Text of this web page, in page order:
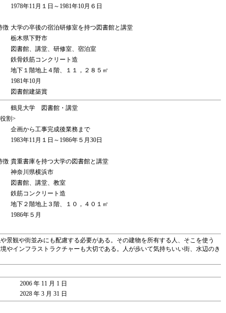
1978年11月１日～1981年10月６日
徴 大学の卒後の宿泊研修室を持つ図書館と講堂
栃木県下野市
図書館、講堂、研修室、宿泊室
鉄骨鉄筋コンクリート造
地下１階地上４階、１１，２８５㎡
1981年10月
図書館建築賞
鶴見大学 図書館・講堂
割>
企画から工事完成後業務まで
1983年11月１日～1986年５月30日
徴 貴重書庫を持つ大学の図書館と講堂
神奈川県横浜市
図書館、講堂、教室
鉄筋コンクリート造
地下２階地上３階、１０，４０１㎡
1986年５月
観や街並みにも配慮する必要がある。その建物を所有する人、そこを使う
やインフラストラクチャーも大切である。人が歩いて気持ちいい街、水辺のき
2006 年 11 月 1 日
2028 年 3 月 31 日